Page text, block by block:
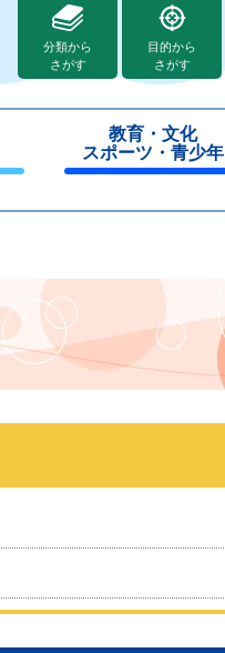
分類から
さがす
目的から
さがす
教育・文化
スポーツ・青少年
じ